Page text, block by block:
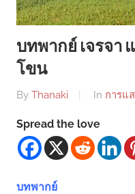
บทพากย์ เจรจา
โขน
By Thanaki In การแ
Spread the love
บทพากย์